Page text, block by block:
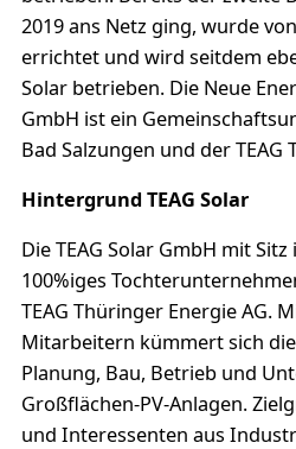
2019 ans Netz ging, wurde
errichtet und wird seitdem
Solar betrieben. Die Neue
GmbH ist ein
Bad Salzungen und der TEAG
Hintergrund TEAG Solar
Die TEAG Solar GmbH mit
100%iges
TEAG Thüringer Energie AG.
Mitarbeitern kümmert sich die
Planung, Bau, Betrieb und
Großflächen-PV-Anlagen.
und Interessenten aus